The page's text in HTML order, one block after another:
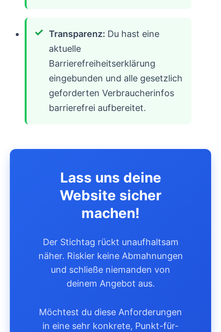
Transparenz: Du hast eine
aktuelle
Barrierefreiheitserklärung
eingebunden und alle gesetzlich
geforderten Verbraucherinfos
barrierefrei aufbereitet.
Lass uns deine
Website sicher
machen!
Der Stichtag rückt unaufhaltsam
näher. Riskier keine Abmahnungen
und schließe niemanden von
deinem Angebot aus.
Möchtest du diese Anforderungen
in eine sehr konkrete, Punkt-für-